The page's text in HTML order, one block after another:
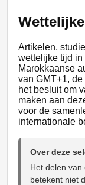
Artikelen,
wettelijke tijd in
Marokkaanse
van GMT+1,
het besluit om
maken aan
voor de
internationale
Over deze
Het delen
betekent niet